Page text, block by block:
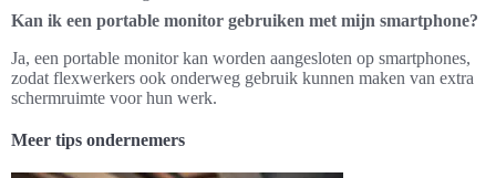
Kan ik een portable monitor gebruiken met mijn smartphone?
Ja, een portable monitor kan worden aangesloten op smartphones,
zodat flexwerkers ook onderweg gebruik kunnen maken van extra
schermruimte voor hun werk.
Meer tips ondernemers